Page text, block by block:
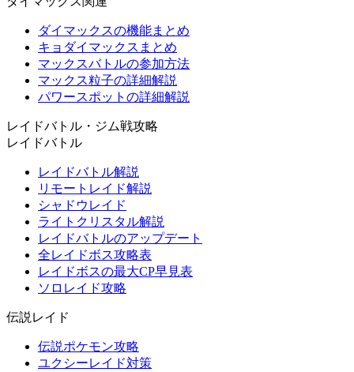
ダイマックスの機能まとめ
キョダイマックスまとめ
マックスバトルの参加方法
マックス粒子の詳細解説
パワースポットの詳細解説
レイドバトル・ジム戦攻略
レイドバトル
レイドバトル解説
リモートレイド解説
シャドウレイド
ライトクリスタル解説
レイドバトルのアップデート
全レイドボス攻略表
レイドボスの最大CP早見表
ソロレイド攻略
伝説レイド
伝説ポケモン攻略
ユクシーレイド対策